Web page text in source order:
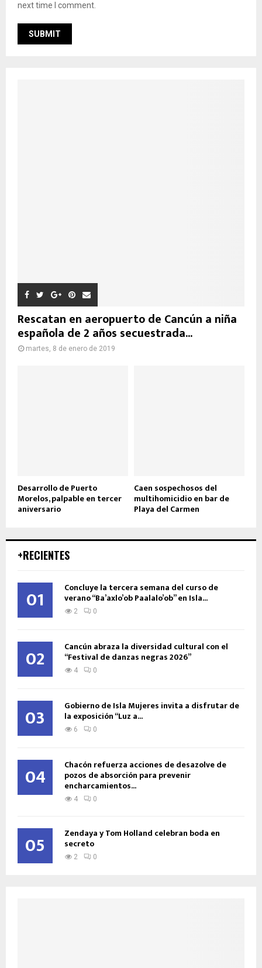
next time I comment.
Rescatan en aeropuerto de Cancún a niña
española de 2 años secuestrada...
martes, 8 de enero de 2019
Desarrollo de Puerto
Morelos, palpable en tercer
aniversario
Caen sospechosos del
multihomicidio en bar de
Playa del Carmen
+RECIENTES
01 Concluye la tercera semana del curso de
verano “Ba’axlo’ob Paalalo’ob” en Isla...
2 0
02 Cancún abraza la diversidad cultural con el
“Festival de danzas negras 2026”
4 0
03 Gobierno de Isla Mujeres invita a disfrutar de
la exposición “Luz a...
6 0
04 Chacón refuerza acciones de desazolve de
pozos de absorción para prevenir
encharcamientos...
4 0
05 Zendaya y Tom Holland celebran boda en
secreto
2 0